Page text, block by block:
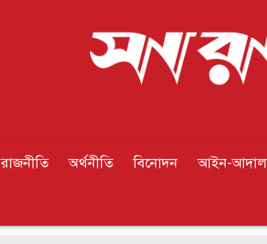
রাজনীতি অর্থনীতি বিনোদন আইন-